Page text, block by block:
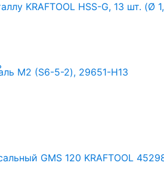
KRAFTOOL HSS-G, 13 шт. (Ø